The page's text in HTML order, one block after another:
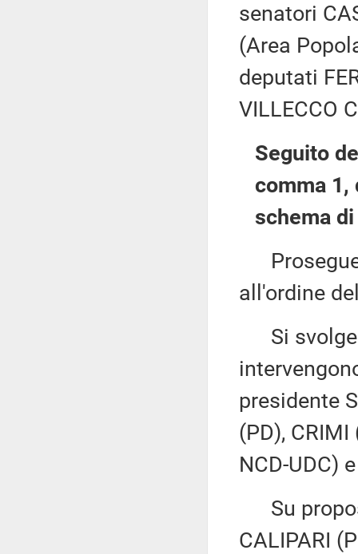
senatori
(Area
deputati
VILLECCO
Seguito
comma 1,
schema
Prosegue
all'ordine
Si svolge
presidente
(PD),
NCD-UDC)
Su
CALIPARI